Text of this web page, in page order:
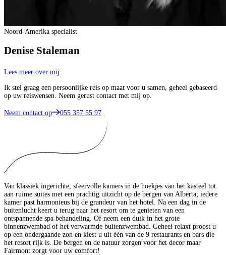
Noord-Amerika specialist
Denise Staleman
Lees meer over mij
Ik stel graag een persoonlijke reis op maat voor u samen, geheel gebaseerd
op uw reiswensen. Neem gerust contact met mij op.
Neem contact op 055 357 55 97
Van klassiek ingerichte, sfeervolle kamers in de hoekjes van het kasteel tot
aan ruime suites met een prachtig uitzicht op de bergen van Alberta; iedere
kamer past harmonieus bij de grandeur van het hotel. Na een dag in de
buitenlucht keert u terug naar het resort om te genieten van een
ontspannende spa behandeling. Of neem een duik in het grote
binnenzwembad of het verwarmde buitenzwembad. Geheel relaxt proost u
op een ondergaande zon en kiest u uit één van de 9 restaurants en bars die
het resort rijk is. De bergen en de natuur zorgen voor het decor maar
Fairmont zorgt voor uw comfort!